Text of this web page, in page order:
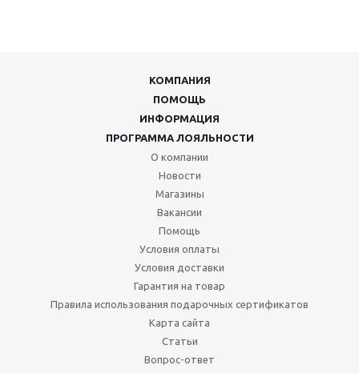
КОМПАНИЯ
ПОМОЩЬ
ИНФОРМАЦИЯ
ПРОГРАММА ЛОЯЛЬНОСТИ
О компании
Новости
Магазины
Вакансии
Помощь
Условия оплаты
Условия доставки
Гарантия на товар
Правила использования подарочных сертификатов
Карта сайта
Статьи
Вопрос-ответ